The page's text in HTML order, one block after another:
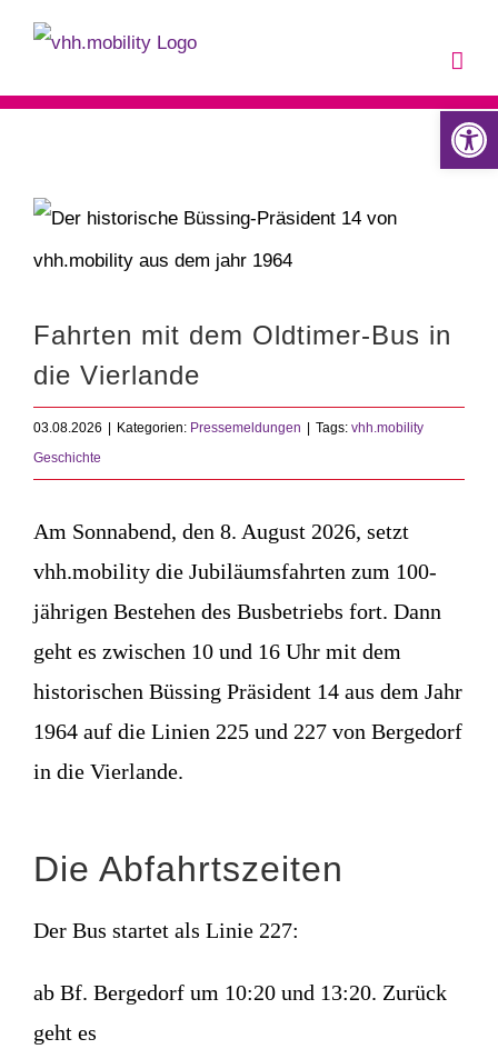
Zum
springen
Fahrten mit dem Oldtimer-Bus in
die Vierlande
03.08.2026 Kategorien: Pressemeldungen Tags: vhh.mobility
Geschichte
Am Sonnabend, den 8. August 2026, setzt
vhh.mobility die Jubiläumsfahrten zum 100-
jährigen Bestehen des Busbetriebs fort. Dann
geht es zwischen 10 und 16 Uhr mit dem
historischen Büssing Präsident 14 aus dem Jahr
1964 auf die Linien 225 und 227 von Bergedorf
in die Vierlande.
Die Abfahrtszeiten
Der Bus startet als Linie 227:
ab Bf. Bergedorf um 10:20 und 13:20. Zurück
geht es